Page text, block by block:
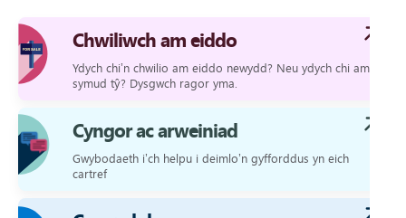
Chwiliwch am eiddo
Ydych chi’n chwilio am eiddo newydd? Neu ydych chi am
symud tŷ? Dysgwch ragor yma.
Cyngor ac arweiniad
Gwybodaeth i’ch helpu i deimlo’n gyfforddus yn eich
cartref